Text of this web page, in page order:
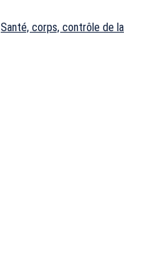
Santé, corps, contrôle de la